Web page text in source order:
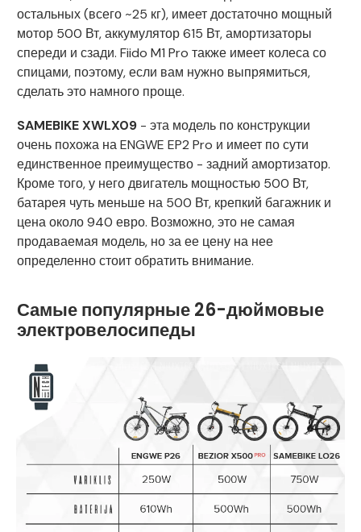
остальных (всего ~25 кг), имеет достаточно мощный
мотор 500 Вт, аккумулятор 615 Вт, амортизаторы
спереди и сзади. Fiido M1 Pro также имеет колеса со
спицами, поэтому, если вам нужно выпрямиться,
сделать это намного проще.
SAMEBIKE XWLX09 - эта модель по конструкции
очень похожа на ENGWE EP2 Pro и имеет по сути
единственное преимущество - задний амортизатор.
Кроме того, у него двигатель мощностью 500 Вт,
батарея чуть меньше на 500 Вт, крепкий багажник и
цена около 940 евро. Возможно, это не самая
продаваемая модель, но за ее цену на нее
определенно стоит обратить внимание.
Самые популярные 26-дюймовые
электровелосипеды